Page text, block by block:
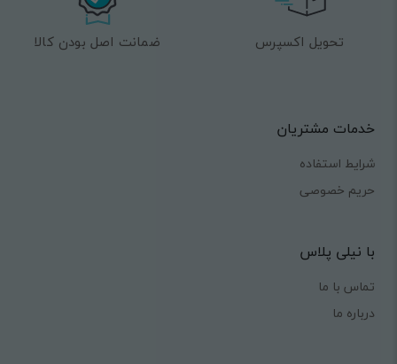
تحویل اکسپرس ضمانت اصل بودن کالا
خدمات مشتریان
شرایط استفاده
حریم خصوصی
با نیلی پلاس
تماس با ما
درباره ما